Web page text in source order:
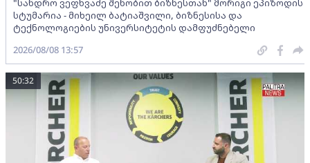
"სანდრო ვეფხვაძე შენობით ბიზნესთან" მორიგი ეპიზოდის
სტუმარია - მიხეილ ბატიაშვილი, ბიზნესისა და
ტექნოლოგიების უნივერსიტეტის დამფუძნებელი
2026/08/08 13:57
50:32